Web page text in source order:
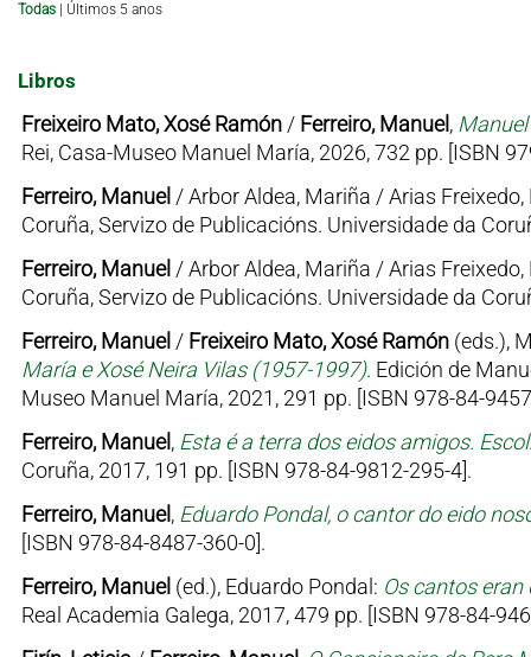
Todas Últimos 5 anos
Libros
Freixeiro Mato, Xosé Ramón/ Ferreiro, Manuel,
Rei, Casa-Museo Manuel María, 2026, 732 pp. [ISBN
Ferreiro, Manuel / Arbor Aldea, Mariña / Arias
Coruña, Servizo de Publicacións. Universidade da
Ferreiro, Manuel / Arbor Aldea, Mariña / Arias
Coruña, Servizo de Publicacións. Universidade da
Ferreiro, Manuel / Freixeiro Mato, Xosé Ramón(eds.),
María e Xosé Neira Vilas (1957-1997). Edición de
Museo Manuel María, 2021, 291 pp. [ISBN 978-84-
Ferreiro, Manuel, Esta é a terra dos eidos amigos.
Coruña, 2017, 191 pp. [ISBN 978-84-9812-295-4].
Ferreiro, Manuel, Eduardo Pondal, o cantor do eido
[ISBN 978-84-8487-360-0].
Ferreiro, Manuel (ed.), Eduardo Pondal: Os cantos
Real Academia Galega, 2017, 479 pp. [ISBN 978-84-